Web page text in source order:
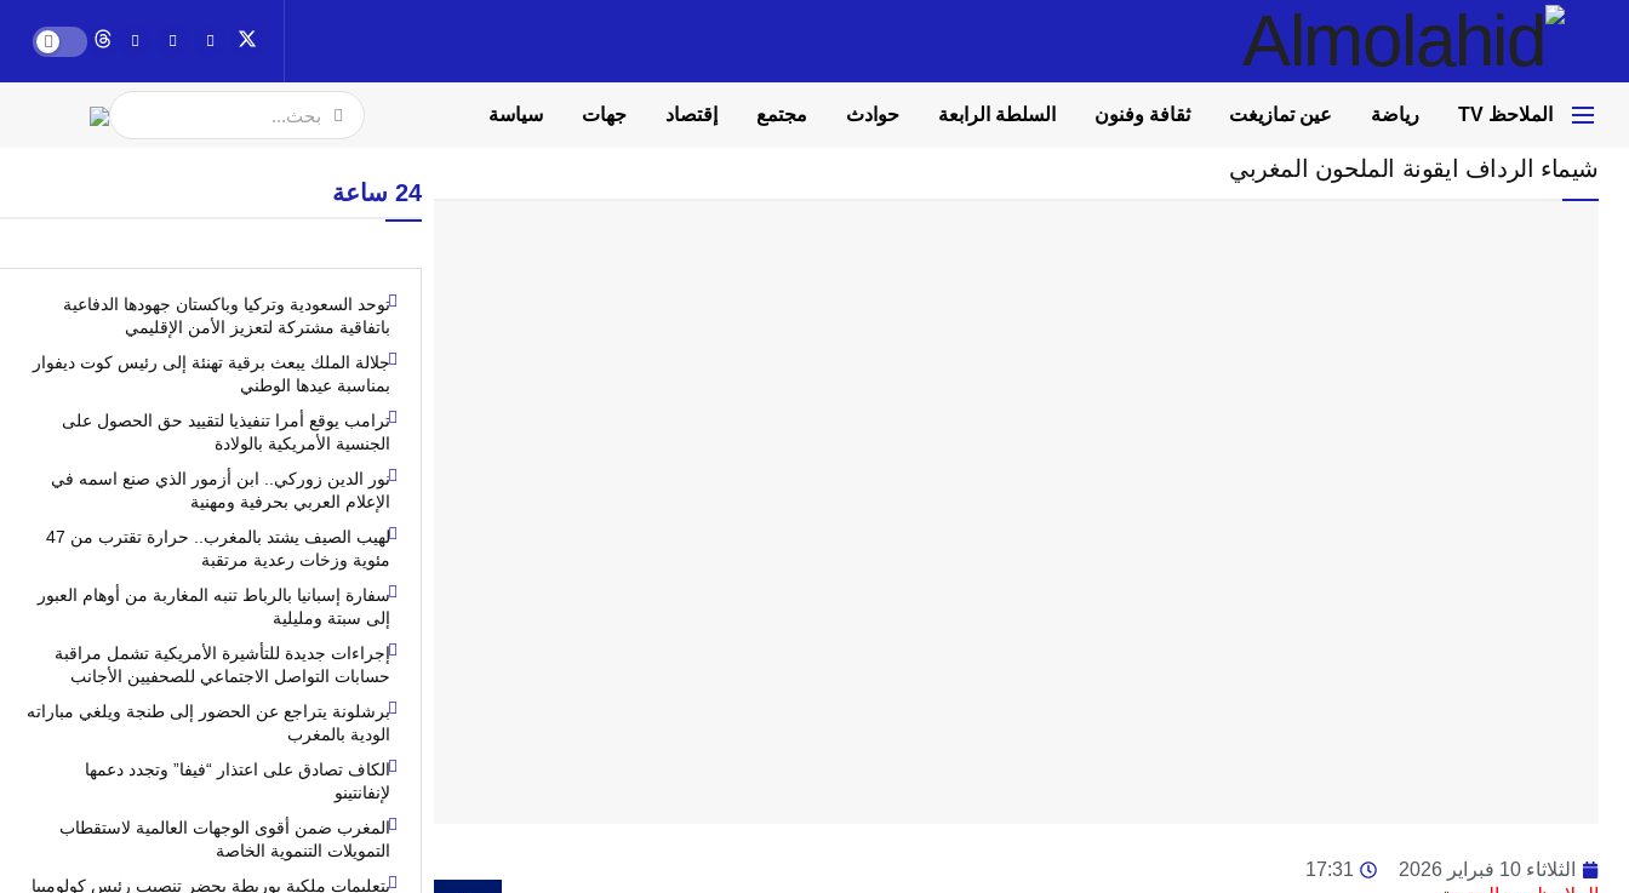
سياسة جهات إقتصاد مجتمع حوادث السلطة الرابعة ثقافة وفنون عين تمازيغت رياضة الملاحظ TV
شيماء الرداف ايقونة الملحون المغربي
الثلاثاء 10 فبراير 2026
17:31
24 ساعة
توحد السعودية وتركيا وباكستان جهودها الدفاعية
باتفاقية مشتركة لتعزيز الأمن الإقليمي
جلالة الملك يبعث برقية تهنئة إلى رئيس كوت ديفوار
بمناسبة عيدها الوطني
ترامب يوقع أمرا تنفيذيا لتقييد حق الحصول على
الجنسية الأمريكية بالولادة
نور الدين زوركي.. ابن أزمور الذي صنع اسمه في
الإعلام العربي بحرفية ومهنية
لهيب الصيف يشتد بالمغرب.. حرارة تقترب من 47
مئوية وزخات رعدية مرتقبة
سفارة إسبانيا بالرباط تنبه المغاربة من أوهام العبور
إلى سبتة ومليلية
إجراءات جديدة للتأشيرة الأمريكية تشمل مراقبة
حسابات التواصل الاجتماعي للصحفيين الأجانب
برشلونة يتراجع عن الحضور إلى طنجة ويلغي مباراته
الودية بالمغرب
الكاف تصادق على اعتذار “فيفا” وتجدد دعمها
لإنفانتينو
المغرب ضمن أقوى الوجهات العالمية لاستقطاب
التمويلات التنموية الخاصة
بتعليمات ملكية بوريطة يحضر تنصيب رئيس كولومبيا